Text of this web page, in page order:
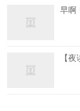
早啊
【